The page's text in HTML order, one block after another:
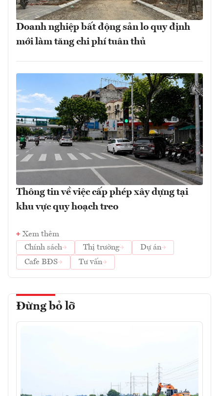
Doanh nghiệp bất động sản lo quy định
mới làm tăng chi phí tuân thủ
Thông tin về việc cấp phép xây dựng tại
khu vực quy hoạch treo
Xem thêm
Chính sách
Thị trường
Dự án
Cafe BĐS
Tư vấn
Đừng bỏ lỡ